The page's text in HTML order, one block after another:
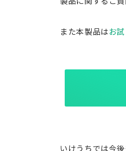
また本製品はお
いけうちでは今